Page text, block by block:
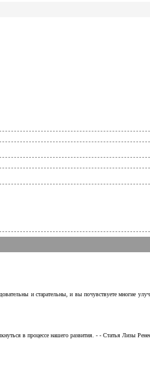
и старательны, и вы почувствуете многие
в процессе нашего развития. - - Статья Лизы